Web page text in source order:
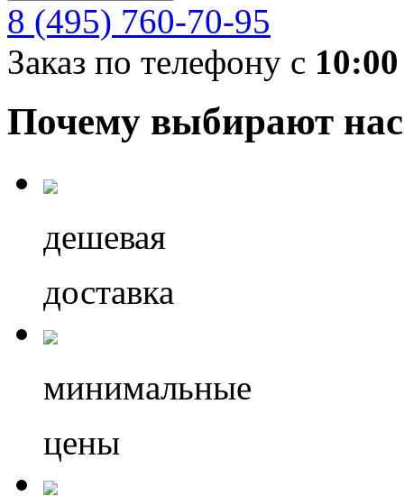
8 (495) 760-70-95
Заказ по телефону с 10:00
Почему выбирают нас
дешевая
доставка
минимальные
цены